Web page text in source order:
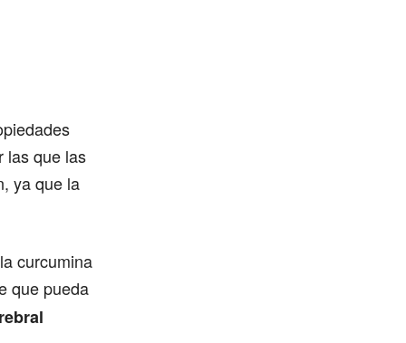
las que las
ya que la
curcumina
que pueda